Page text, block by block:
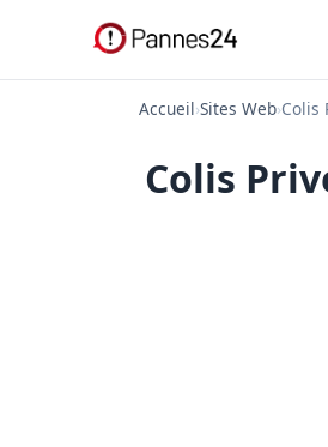
Accueil›Sites Web›Colis
Colis